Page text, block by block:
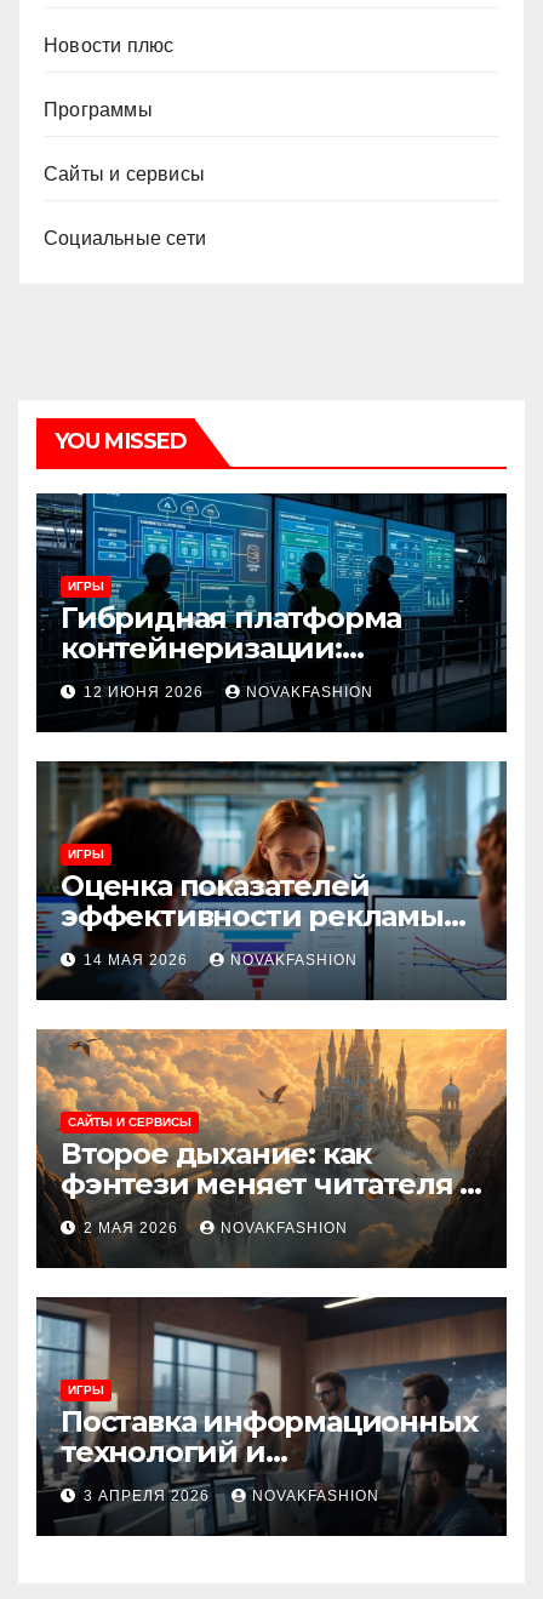
Новости плюс
Программы
Сайты и сервисы
Социальные сети
YOU MISSED
ИГРЫ
Гибридная платформа
контейнеризации:
архитектура, особенности
и сценарии использования
12 ИЮНЯ 2026 NOVAKFASHION
ИГРЫ
Оценка показателей
эффективности рекламы
при атрибуции
множественных точек
касания
14 МАЯ 2026 NOVAKFASHION
САЙТЫ И СЕРВИСЫ
Второе дыхание: как
фэнтези меняет читателя и
культуру
2 МАЯ 2026 NOVAKFASHION
ИГРЫ
Поставка информационных
технологий и
инновационные решения
3 АПРЕЛЯ 2026 NOVAKFASHION